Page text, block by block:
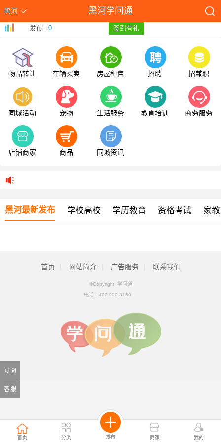
黑河 黑河学问通
首页 分类 发布 商家 我的
发布 :0 签到有礼
物品转让 车辆买卖 房屋租售 招聘 招兼职
同城活动 宠物 生活服务 教育培训 商务服务
店铺商家 商品 同城资讯
黑河最新发布 学校高校 学历教育 资格考试 家
订阅
客服
首页 网站简介 广告服务 联系我们
©Copyright 学问通
电话： 400-000-3150